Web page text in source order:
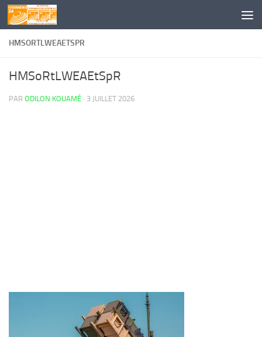
Skip to content
HMSORTLWEAETSPR
HMSoRtLWEAEtSpR
PAR ODILON KOUAMÉ · 3 JUILLET 2026